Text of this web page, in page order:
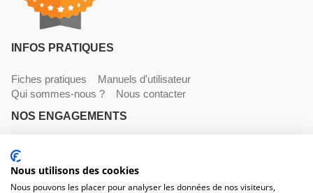
INFOS PRATIQUES
Fiches pratiques
Manuels d'utilisateur
Qui sommes-nous ?
Nous contacter
NOS ENGAGEMENTS
Livraisons
NOS COORDONNÉES
Nous utilisons des cookies
Nous pouvons les placer pour analyser les données de nos visiteurs,